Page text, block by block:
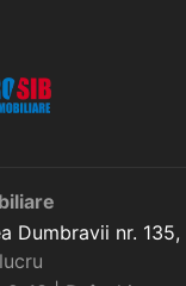
Dumbravii nr. 135,